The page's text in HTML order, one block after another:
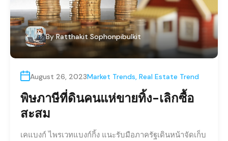
By Ratthakit Sophonpibulkit
August 26, 2023Market Trends, Real Estate Trend
พิษภาษีที่ดินคนแห่ขายทิ้ง-เลิกซื้อ
สะสม
เคแบงก์ ไพรเวทแบงก์กิ้ง แนะรับมือภาครัฐเดินหน้าจัดเก็บ